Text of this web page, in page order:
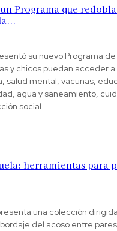
Programa que
su nuevo Programa
y chicos puedan acceder a
salud mental, vacunas,
agua y saneamiento,
social
herramientas para
una colección
del acoso entre